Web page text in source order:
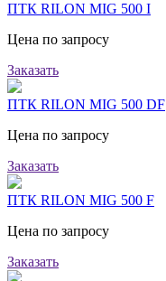
ПТК RILON MIG 500 I
Цена по запросу
Заказать
ПТК RILON MIG 500 DF
Цена по запросу
Заказать
ПТК RILON MIG 500 F
Цена по запросу
Заказать